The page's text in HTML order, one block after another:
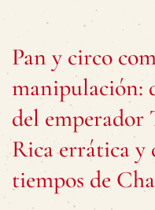
Pan y circo
manipulación:
del emperador
Rica errática y
tiempos de